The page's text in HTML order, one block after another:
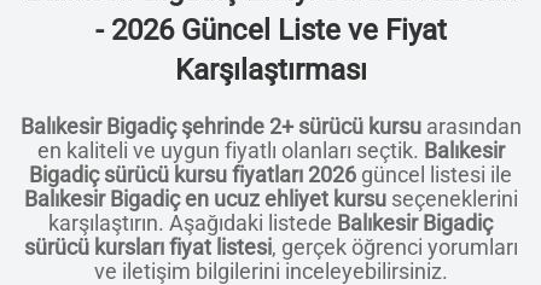
- 2026 Güncel Liste ve Fiyat
Karşılaştırması
Balıkesir Bigadiç şehrinde 2+ sürücü kursuarasından
en kaliteli ve uygun fiyatlı olanları seçtik. Balıkesir
Bigadiç sürücü kursu fiyatları 2026 güncel listesi ile
Balıkesir Bigadiç en ucuz ehliyet kursuseçeneklerini
karşılaştırın. Aşağıdaki listede Balıkesir Bigadiç
sürücü kursları fiyat listesi, gerçek öğrenci yorumları
ve iletişim bilgilerini inceleyebilirsiniz.